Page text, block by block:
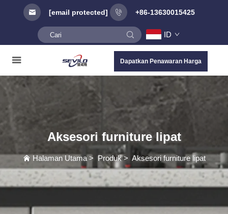
[email protected] +86-13630015425
ID
Dapatkan Penawaran Harga
Aksesori furniture lipat
Halaman Utama>Produk> Aksesori furniture lipat